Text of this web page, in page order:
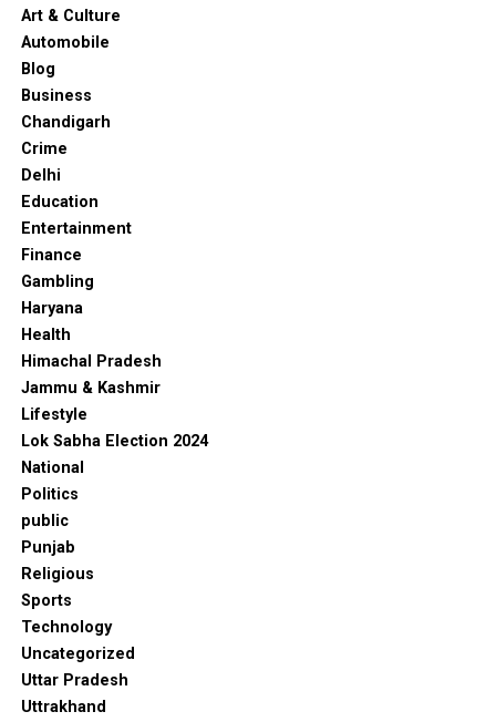
Art & Culture
Automobile
Blog
Business
Chandigarh
Crime
Delhi
Education
Entertainment
Finance
Gambling
Haryana
Health
Himachal Pradesh
Jammu & Kashmir
Lifestyle
Lok Sabha Election 2024
National
Politics
public
Punjab
Religious
Sports
Technology
Uncategorized
Uttar Pradesh
Uttrakhand